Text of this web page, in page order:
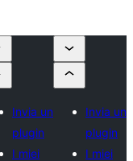
Invia un
plugin
I miei
Invia un
plugin
I miei